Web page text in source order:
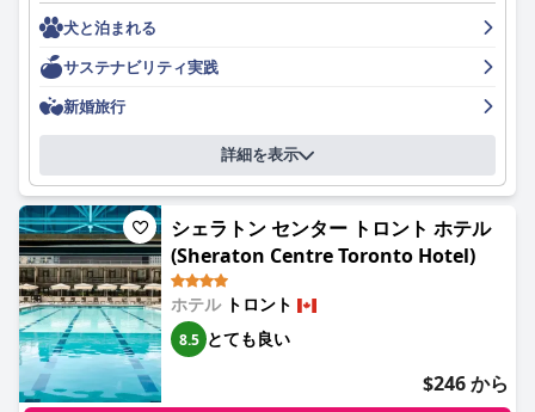
犬と泊まれる
サステナビリティ実践
新婚旅行
詳細を表示
シェラトン センター トロント ホテル
(Sheraton Centre Toronto Hotel)
ホテル トロント
8.5 とても良い
$246 から